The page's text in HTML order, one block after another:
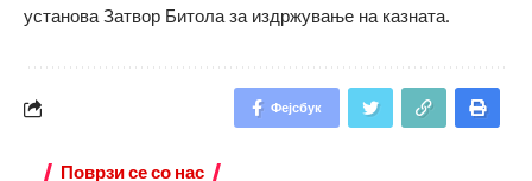
установа Затвор Битола за издржување на казната.
Фејсбук
Поврзи се со нас